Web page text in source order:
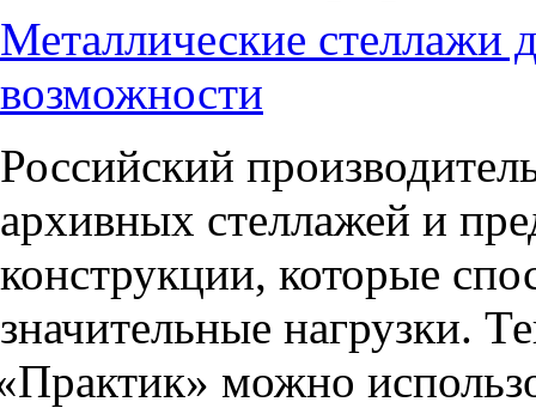
Металлические стеллажи
возможности
Российский
архивных стеллажей и
конструкции, которые
значительные нагрузки.
Практик» можно